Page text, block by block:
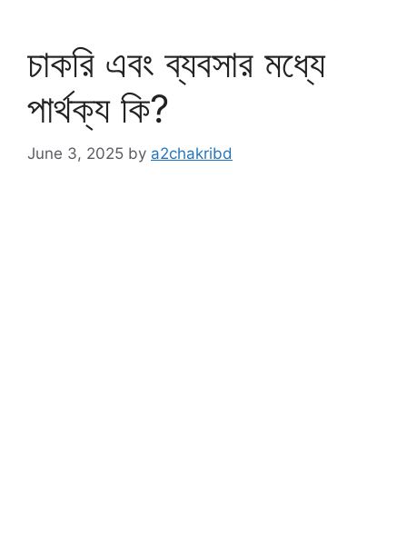
চাকরি এবং ব্যবসার মধ্যে
পার্থক্য কি?
June 3, 2025 by a2chakribd